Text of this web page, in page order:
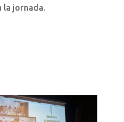
la jornada.